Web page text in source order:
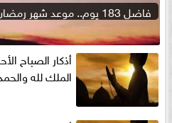
فاضل 183 يوم.. موعد شهر رمضان 2027 وأول أيامه فلكياً
الملك لله